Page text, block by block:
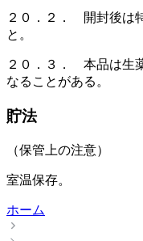
２０．２． 開封後は
と。
２０．３． 本品は生
なることがある。
貯法
（保管上の注意）
室温保存。
ホーム